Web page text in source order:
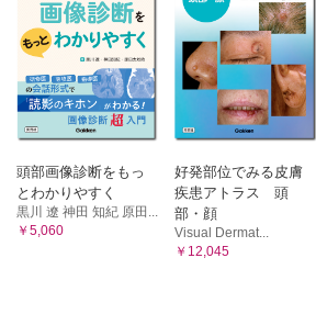
頭部画像診断をもっ
とわかりやすく
黒川 遼 神田 知紀 原田...
￥5,060
好発部位でみる皮膚
疾患アトラス 頭
部・顔
Visual Dermat...
￥12,045